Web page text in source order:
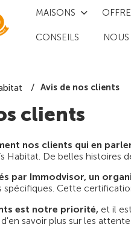
MAISONS
CONSEILS
Avis de nos clients
clients
nos clients qui en
Habitat. De belles histoires
par Immodvisor, un
spécifiques. Cette
est notre priorité, et il
savoir plus sur les